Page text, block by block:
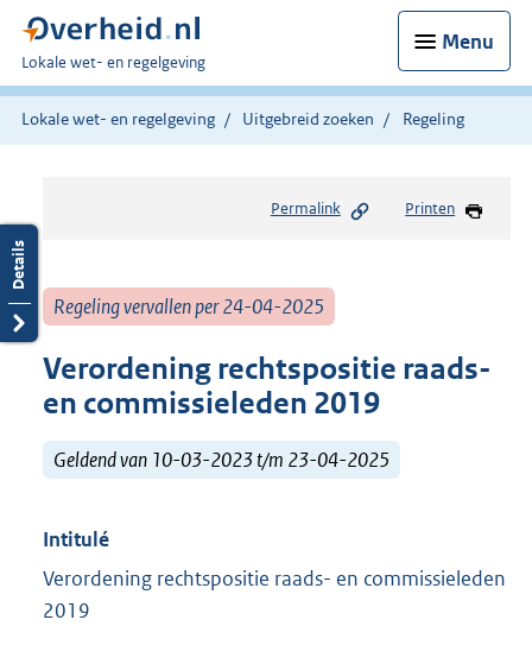
Menu
U
bent
hier:
Lokale wet- en regelgeving
Lokale wet- en regelgeving Uitgebreid zoeken Regeling
Permalink Printen
Regeling vervallen per 24-04-2025
Verordening rechtspositie raads-
en commissieleden 2019
Geldend van 10-03-2023 t/m 23-04-2025
Intitulé
Verordening rechtspositie raads- en commissieleden
2019